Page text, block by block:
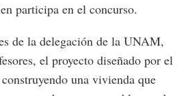
participa en el concurso.
de la delegación de la UNAM,
el proyecto diseñado por el
una vivienda que